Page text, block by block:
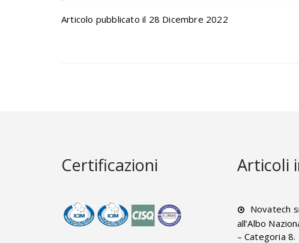
Articolo pubblicato il 28 Dicembre 2022
Certificazioni Articoli
Novatech
all’Albo
– Categoria 8.